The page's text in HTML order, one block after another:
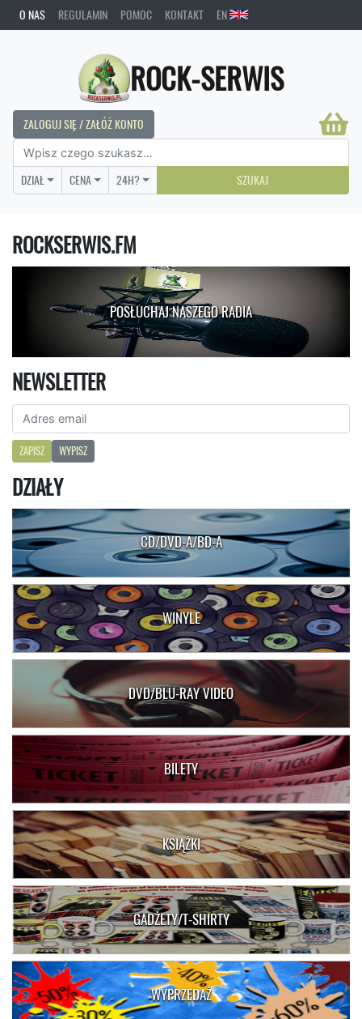
O NAS REGULAMIN POMOC KONTAKT EN
ROCK-SERWIS
ZALOGUJ SIĘ / ZAŁÓŻ KONTO
DZIAŁ CENA 24H? SZUKAJ
ROCKSERWIS.FM
POSŁUCHAJ NASZEGO RADIA
NEWSLETTER
ZAPISZ WYPISZ
DZIAŁY
CD/DVD-A/BD-A
WINYLE
DVD/BLU-RAY VIDEO
BILETY
KSIĄŻKI
GADŻETY/T-SHIRTY
WYPRZEDAŻ